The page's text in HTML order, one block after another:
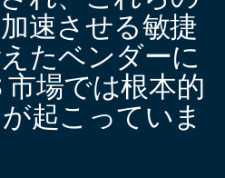
速させる敏捷
たベンダーに
市場では根本的
起こっていま